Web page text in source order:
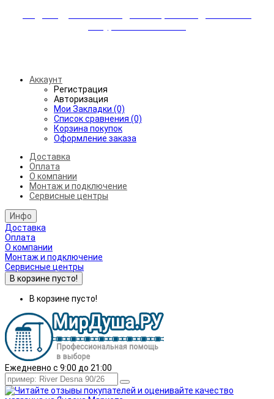
Аккаунт
Регистрация
Авторизация
Мои Закладки (0)
Список сравнения (0)
Корзина покупок
Оформление заказа
Доставка
Оплата
О компании
Монтаж и подключение
Сервисные центры
Инфо
Доставка
Оплата
О компании
Монтаж и подключение
Сервисные центры
В корзине пусто!
В корзине пусто!
Ежедневно с 9:00 до 21:00